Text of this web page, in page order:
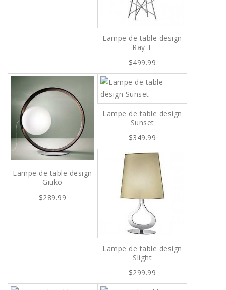
Lampe de table design
Ray T
$499.99
Lampe de table design
Giuko
$289.99
Lampe de table design
Sunset
$349.99
Lampe de table design
Slight
$299.99